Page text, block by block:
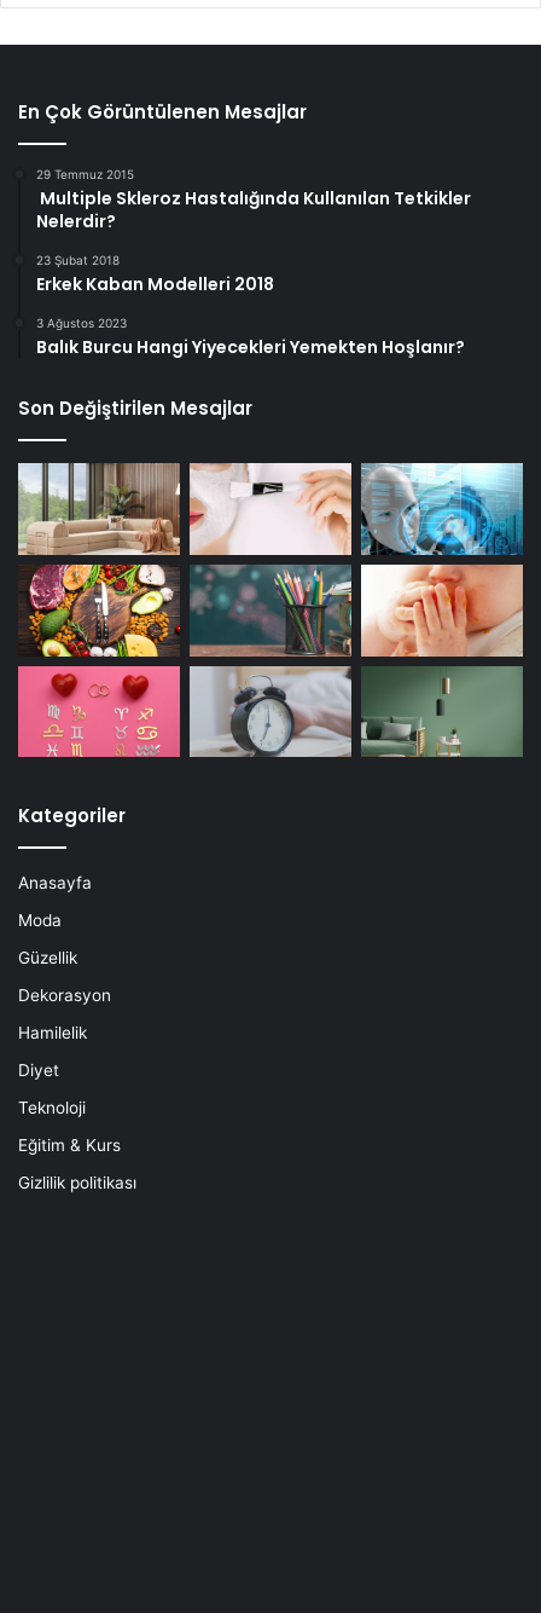
En Çok Görüntülenen Mesajlar
29 Temmuz 2015
Multiple Skleroz Hastalığında Kullanılan Tetkikler
Nelerdir?
23 Şubat 2018
Erkek Kaban Modelleri 2018
3 Ağustos 2023
Balık Burcu Hangi Yiyecekleri Yemekten Hoşlanır?
Son Değiştirilen Mesajlar
Kategoriler
Anasayfa
Moda
Güzellik
Dekorasyon
Hamilelik
Diyet
Teknoloji
Eğitim & Kurs
Gizlilik politikası